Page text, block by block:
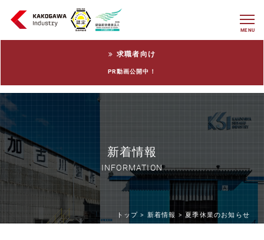
MENU
求職者向け
PR動画公開中！
新着情報
INFORMATION
トップ > 新着情報 >夏季休業のお知らせ